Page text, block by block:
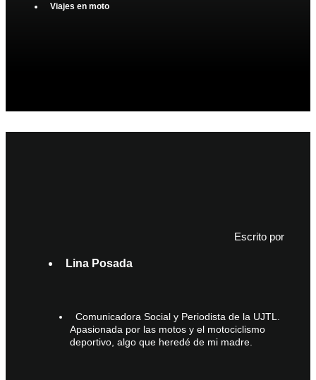
Viajes en moto
Escrito por
Lina Posada
Comunicadora Social y Periodista de la UJTL.
Apasionada por las motos y el motociclismo
deportivo, algo que heredé de mi madre.